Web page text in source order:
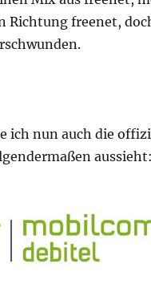
Richtung freenet,
ich nun auch die
aussieht: